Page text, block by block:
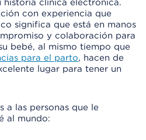
historia clínica electrónica.
con experiencia que
significa que está en manos
y colaboración para
bebé, al mismo tiempo que
para el parto, hacen de
lugar para tener un
a las personas que le
al mundo: